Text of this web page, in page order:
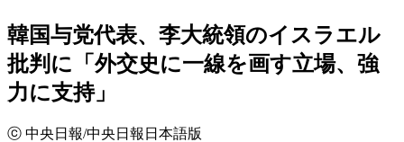
韓国与党代表、李大統領のイスラエル
批判に「外交史に一線を画す立場、強
力に支持」
ⓒ 中央日報/中央日報日本語版